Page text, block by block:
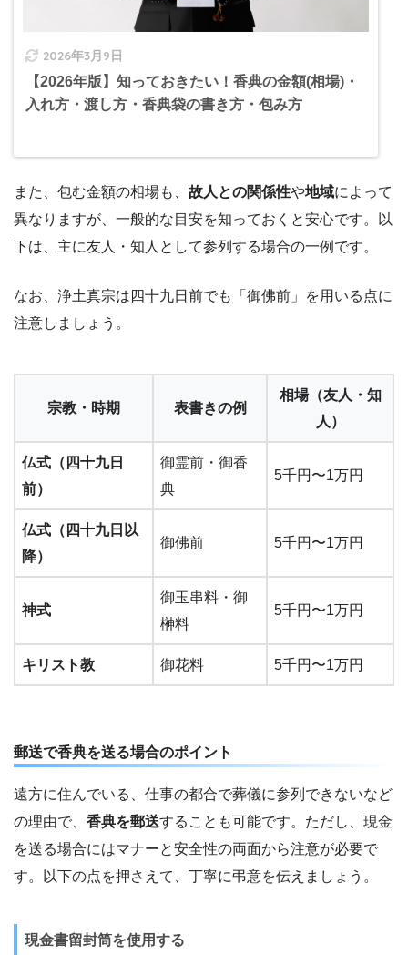
2026年3月9日
【2026年版】知っておきたい！香典の金額(相場)・
入れ方・渡し方・香典袋の書き方・包み方
また、包む金額の相場も、 故人との関係性や地域によって
異なりますが、一般的な目安を知っておくと安心です。以
下は、主に友人・知人として参列する場合の一例です。
なお、浄土真宗は四十九日前でも「御佛前」を用いる点に
注意しましょう。
宗教・時期 表書きの例
相場（友人・知
人）
仏式（四十九日
前）
御霊前・御香
典
5千円〜1万円
仏式（四十九日以
降）
御佛前 5千円〜1万円
神式
御玉串料・御
榊料
5千円〜1万円
キリスト教 御花料 5千円〜1万円
郵送で香典を送る場合のポイント
遠方に住んでいる、仕事の都合で葬儀に参列できないなど
の理由で、 香典を郵送することも可能です。ただし、現金
を送る場合にはマナーと安全性の両面から注意が必要で
す。以下の点を押さえて、丁寧に弔意を伝えましょう。
現金書留封筒を使用する